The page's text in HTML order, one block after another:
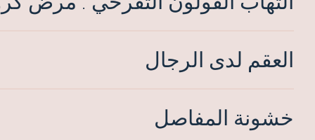
العقم لدى الرجال
خشونة المفاصل